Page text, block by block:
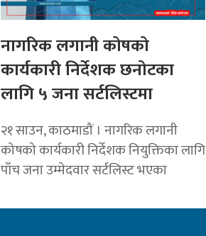
नागरिक लगानी कोषको
कार्यकारी निर्देशक छनोटका
लागि ५ जना सर्टलिस्टमा
२१ साउन, काठमाडौं । नागरिक लगानी
कोषको कार्यकारी निर्देशक नियुक्तिका लागि
पाँच जना उम्मेदवार सर्टलिस्ट भएका